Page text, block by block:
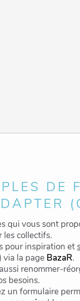
DE
qui vous sont
les collectifs.
pour inspiration et
via la page BazaR.
renommer-
besoins.
un formulaire